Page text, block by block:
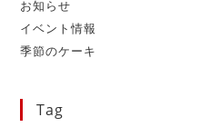
お知らせ
イベント情報
季節のケーキ
Tag